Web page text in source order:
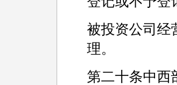
被投资公司经
理。
第二十条中西